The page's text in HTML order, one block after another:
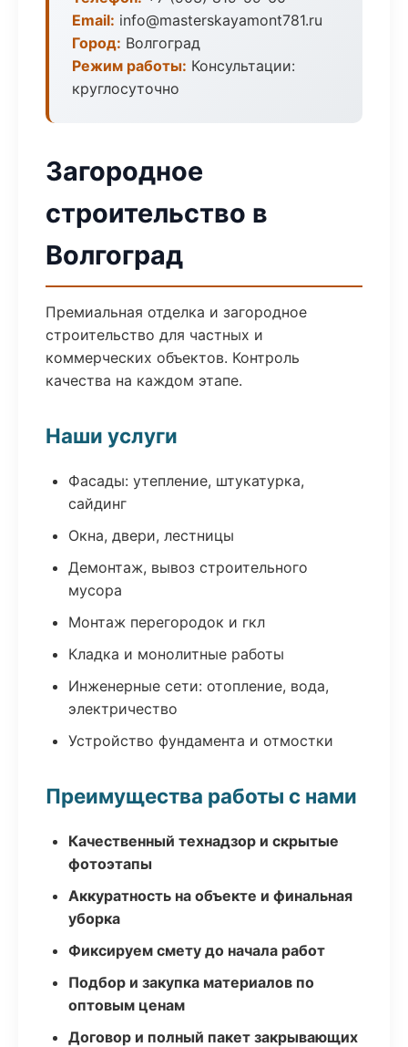
Email: info@masterskayamont781.ru
Город: Волгоград
Режим работы: Консультации:
круглосуточно
Загородное
строительство в
Волгоград
Премиальная отделка и загородное
строительство для частных и
коммерческих объектов. Контроль
качества на каждом этапе.
Наши услуги
Фасады: утепление, штукатурка,
сайдинг
Окна, двери, лестницы
Демонтаж, вывоз строительного
мусора
Монтаж перегородок и гкл
Кладка и монолитные работы
Инженерные сети: отопление, вода,
электричество
Устройство фундамента и отмостки
Преимущества работы с нами
Качественный технадзор и скрытые
фотоэтапы
Аккуратность на объекте и финальная
уборка
Фиксируем смету до начала работ
Подбор и закупка материалов по
оптовым ценам
Договор и полный пакет закрывающих